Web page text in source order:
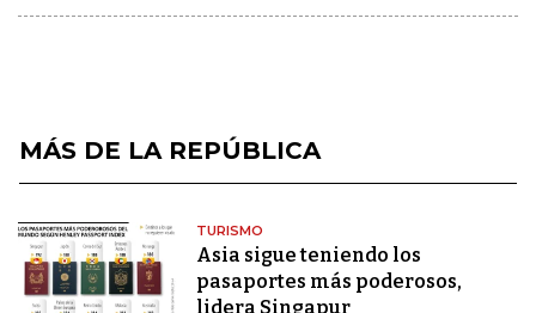
MÁS DE LA REPÚBLICA
TURISMO
Asia sigue teniendo los
pasaportes más poderosos,
lidera Singapur